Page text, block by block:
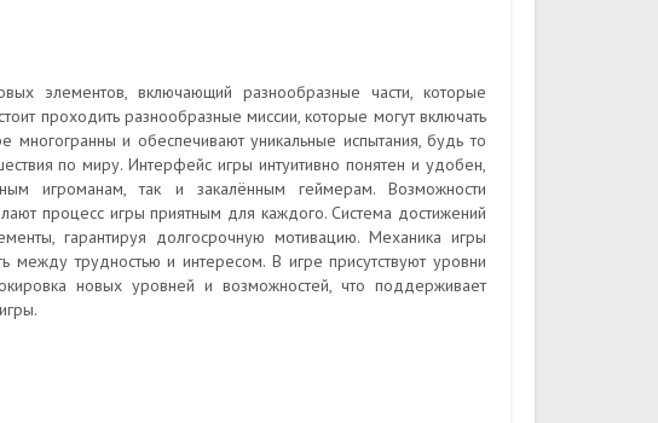
элементов, включающий разнообразные части, которые
проходить разнообразные миссии, которые могут включать
многогранны и обеспечивают уникальные испытания, будь то
по миру. Интерфейс игры интуитивно понятен и удобен,
игроманам, так и закалённым геймерам. Возможности
процесс игры приятным для каждого. Система достижений
гарантируя долгосрочную мотивацию. Механика игры
между трудностью и интересом. В игре присутствуют уровни
новых уровней и возможностей, что поддерживает